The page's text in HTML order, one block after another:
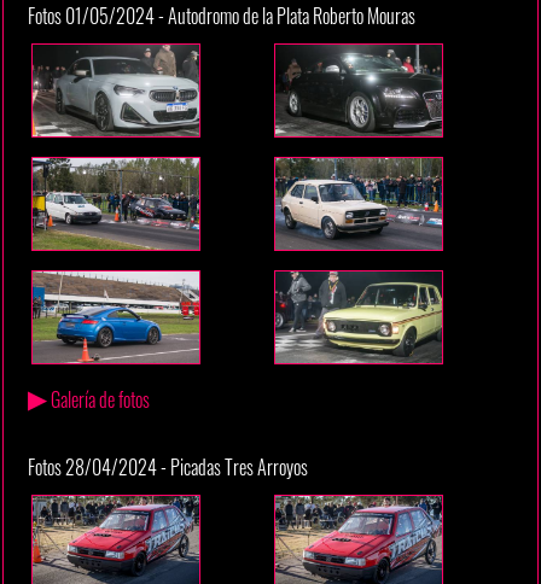
Fotos 01/05/2024 - Autodromo de la Plata Roberto Mouras
▶Galería de fotos
Fotos 28/04/2024 - Picadas Tres Arroyos